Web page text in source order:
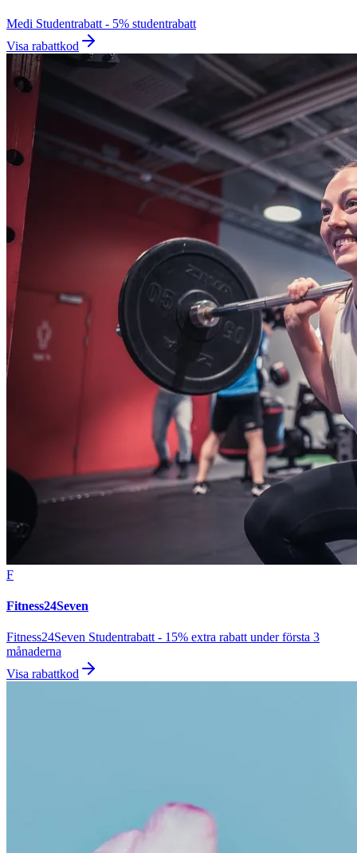
Medi Studentrabatt - 5% studentrabatt
Visa rabattkod
F
Fitness24Seven
Fitness24Seven Studentrabatt - 15% extra rabatt under första 3
månaderna
Visa rabattkod